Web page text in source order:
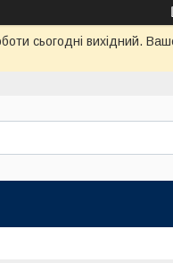
сьогодні вихідний.